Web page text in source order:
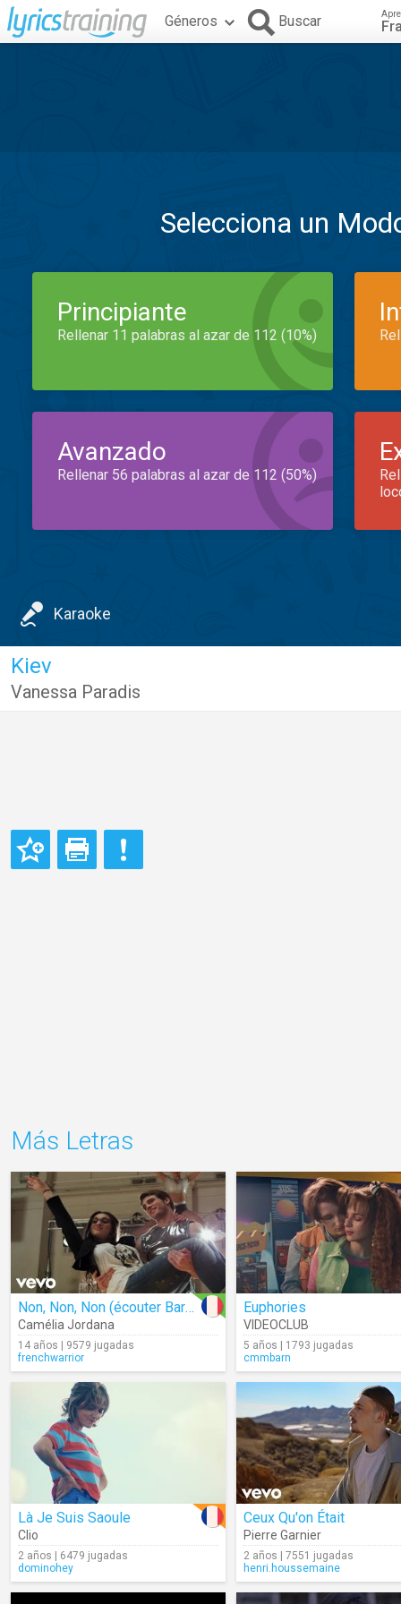
Géneros Buscar
Selecciona un
Principiante
Rellenar 11 palabras al azar de 112 (10%)
Avanzado
Rellenar 56 palabras al azar de 112 (50%)
Karaoke
Kiev
Vanessa Paradis
Más Letras
Non, Non, Non (écouter Barbara)
Camélia Jordana
14 años | 9579 jugadas
frenchwarrior
Euphories
VIDEOCLUB
5 años | 1793 jugadas
cmmbarn
Là Je Suis Saoule
Clio
2 años | 6479 jugadas
dominohey
Ceux Qu'on Était
Pierre Garnier
2 años | 7551 jugadas
henri.houssemaine